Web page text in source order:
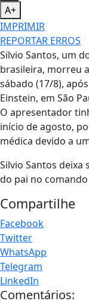
A+
IMPRIMIR
REPORTAR ERROS
Silvio Santos, um
brasileira, morreu
sábado (17/8),
Einstein, em São
O apresentador
início de agosto,
médica devido a
Silvio Santos deixa
do pai no comando
Compartilhe
Facebook
Twitter
WhatsApp
Telegram
LinkedIn
Comentários: